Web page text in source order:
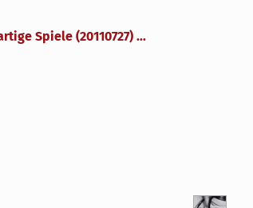
Spiele (20110727) ...